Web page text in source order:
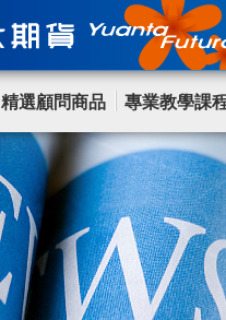
精選顧問商品 專業教學課